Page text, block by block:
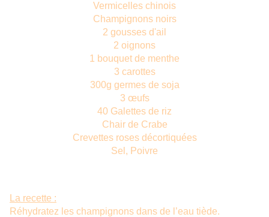
Vermicelles chinois
Champignons noirs
2 gousses d'ail
2 oignons
1 bouquet de menthe
3 carottes
300g germes de soja
3 œufs
40 Galettes de riz
Chair de Crabe
Crevettes roses décortiquées
Sel, Poivre
La recette :
Réhydratez les champignons dans de l’eau tiède.